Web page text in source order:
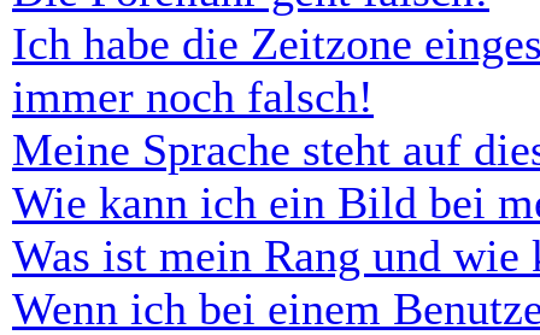
Ich habe die Zeitzone
immer noch falsch!
Meine Sprache steht auf
Wie kann ich ein Bild bei
Was ist mein Rang und wie
Wenn ich bei einem